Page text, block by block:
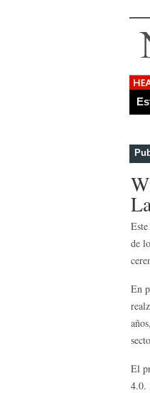
de
En
El
4.0.